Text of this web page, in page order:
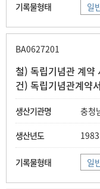
일
BA0627201
철) 독립기념관 계약
건) 독립기념관계약
충청
1983
일